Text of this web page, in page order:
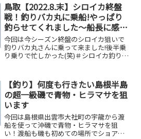
鳥取【2022.8.末】シロイカ終盤
戦！釣りバカ丸に乗船!やっぱり
釣らせてくれました～船長に感
謝!!
今回は今シーズン終盤のシロイカ狙いで
釣りバカ丸さんに乗って来ました!後半乗
り乗りで忙しかった(笑)＃シロイカ釣り＃
【釣り】何度も行きたい島根半島
の超一級磯で青物・ヒラマサを狙
います
今回は島根県出雲市大社町の宇龍から渡
船を使って沖磯で青物・ヒラマサを狙
い！渡船も磯も初めての場所でショアジ